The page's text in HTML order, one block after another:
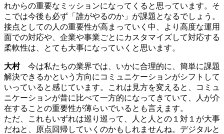
れからの重要なミッションになってくると思っています。そ
こでは今後も必ず「誰がやるのか」が課題となるでしょう。
接点としての人の重要性が高まっていく中、より高度な運用
面での対応や、企業や事業ごとにカスタマイズして対応する
柔軟性は、とても大事になっていくと思います。
大村今は私たちの業界では、いかに合理的に、簡単に課題
解決できるかという方向にコミュニケーションがシフトして
いっていると感じています。これは見方を変えると、コミュ
ニケーションが昔に比べて一方的になってきていて、人が介
在することの重要性が薄らいでいるとも言えます。
ただ、これもいずれは巡り巡って、人と人との１対１が大事
だねと、原点回帰していくのかもしれませんね。デジタルと